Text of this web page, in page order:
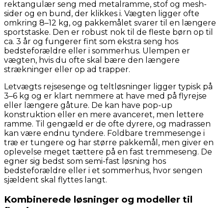
rektangulær seng med metalramme, stof og mesh-
sider og en bund, der klikkes i. Vægten ligger ofte
omkring 8–12 kg, og pakkemålet svarer til en længere
sportstaske. Den er robust nok til de fleste børn op til
ca. 3 år og fungerer fint som ekstra seng hos
bedsteforældre eller i sommerhus. Ulempen er
vægten, hvis du ofte skal bære den længere
strækninger eller op ad trapper.
Letvægts rejsesenge og teltløsninger ligger typisk på
3–6 kg og er klart nemmere at have med på flyrejse
eller længere gåture. De kan have pop-up
konstruktion eller en mere avanceret, men lettere
ramme. Til gengæld er de ofte dyrere, og madrassen
kan være endnu tyndere. Foldbare tremmesenge i
træ er tungere og har større pakkemål, men giver en
oplevelse meget tættere på en fast tremmeseng. De
egner sig bedst som semi-fast løsning hos
bedsteforældre eller i et sommerhus, hvor sengen
sjældent skal flyttes langt.
Kombinerede løsninger og modeller til